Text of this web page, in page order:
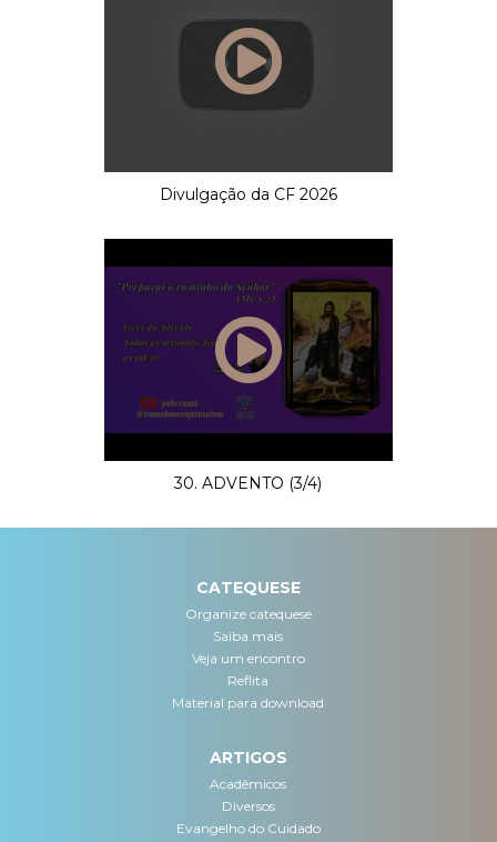
Divulgação da CF 2026
30. ADVENTO (3/4)
CATEQUESE
Organize catequese
Saiba mais
Veja um encontro
Reflita
Material para download
ARTIGOS
Acadêmicos
Diversos
Evangelho do Cuidado